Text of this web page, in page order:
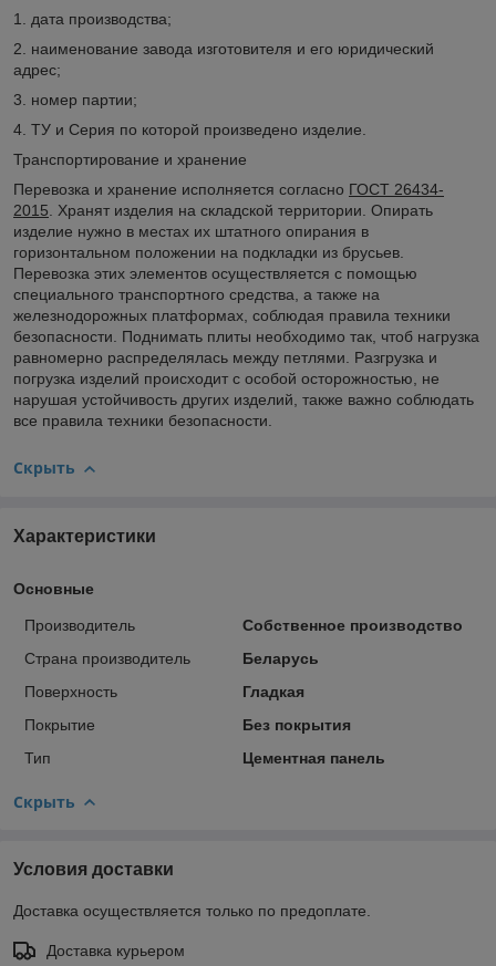
1. дата производства;
2. наименование завода изготовителя и его юридический
адрес;
3. номер партии;
4. ТУ и Серия по которой произведено изделие.
Транспортирование и хранение
Перевозка и хранение исполняется согласно ГОСТ 26434-
2015. Хранят изделия на складской территории. Опирать
изделие нужно в местах их штатного опирания в
горизонтальном положении на подкладки из брусьев.
Перевозка этих элементов осуществляется с помощью
специального транспортного средства, а также на
железнодорожных платформах, соблюдая правила техники
безопасности. Поднимать плиты необходимо так, чтоб нагрузка
равномерно распределялась между петлями. Разгрузка и
погрузка изделий происходит с особой осторожностью, не
нарушая устойчивость других изделий, также важно соблюдать
все правила техники безопасности.
Скрыть
Характеристики
Основные
Производитель
Собственное производство
Страна производитель
Беларусь
Поверхность
Гладкая
Покрытие
Без покрытия
Тип
Цементная панель
Скрыть
Условия доставки
Доставка осуществляется только по предоплате.
Доставка курьером